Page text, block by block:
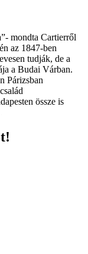
mondta Cartierről
az 1847-ben
tudják, de a
a Budai Várban.
Párizsban
össze is